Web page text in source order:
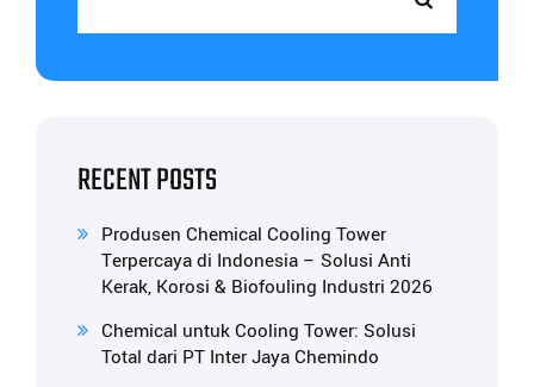
RECENT POSTS
Produsen Chemical Cooling Tower
Terpercaya di Indonesia – Solusi Anti
Kerak, Korosi & Biofouling Industri 2026
Chemical untuk Cooling Tower: Solusi
Total dari PT Inter Jaya Chemindo